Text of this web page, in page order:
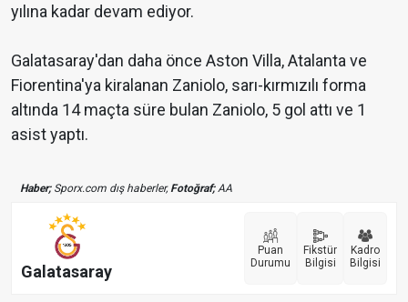
yılına kadar devam ediyor.
Galatasaray'dan daha önce Aston Villa, Atalanta ve
Fiorentina'ya kiralanan Zaniolo, sarı-kırmızılı forma
altında 14 maçta süre bulan Zaniolo, 5 gol attı ve 1
asist yaptı.
Haber;Sporx.com dış haberler,Fotoğraf;AA
Galatasaray
Puan
Durumu
Fikstür
Bilgisi
Kadro
Bilgisi